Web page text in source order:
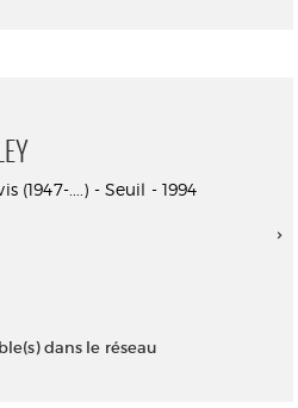
(1947-....) - Seuil - 1994
dans le réseau